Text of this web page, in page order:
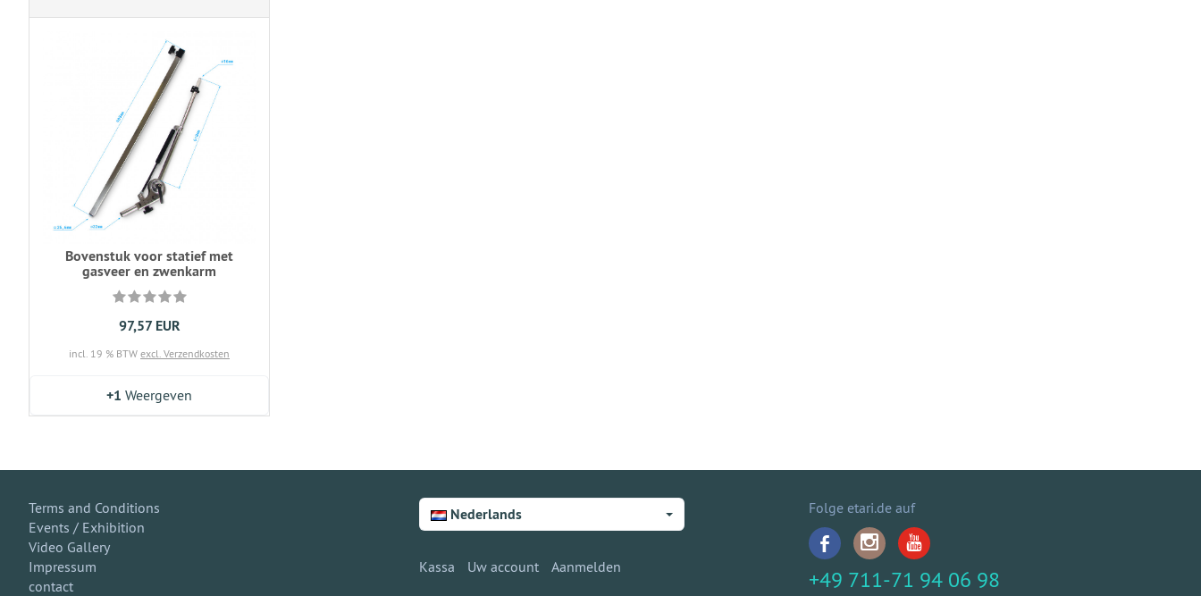
Bovenstuk voor statief met
gasveer en zwenkarm
97,57 EUR
incl. 19 % BTW excl. Verzendkosten
+1 Weergeven
Terms and Conditions
Events / Exhibition
Video Gallery
Impressum
contact
Nederlands
Kassa Uw account Aanmelden
Folge etari.de auf
+49 711-71 94 06 98